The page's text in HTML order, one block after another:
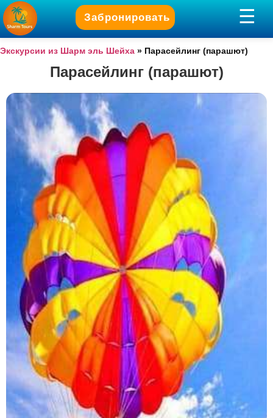
Забронировать
Экскурсии из Шарм эль Шейха » Парасейлинг (парашют)
Парасейлинг (парашют)